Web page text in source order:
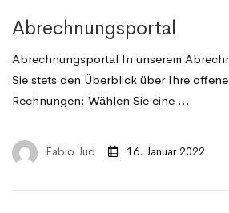
Abrechnungsportal
Abrechnungsportal In unserem
Sie stets den Überblick über Ihre
Rechnungen: Wählen Sie eine …
Fabio Jud 16. Januar 2022